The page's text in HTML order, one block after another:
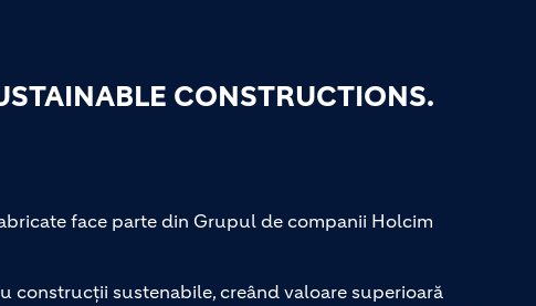
CONSTRUCTIONS.
face parte din Grupul de companii Holcim
construcții sustenabile, creând valoare superioară